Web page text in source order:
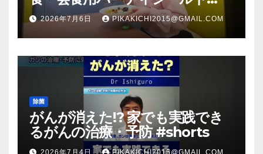
（マスク会食代替品）ＦＢＣ福井
放送のＴＶ番組での紹介映像
2026年7月6日 PIKAKICHI2015@GMAIL.COM
除菌
がんが消えた!? 家でも実践でき
るがんの治療・予防 #shorts